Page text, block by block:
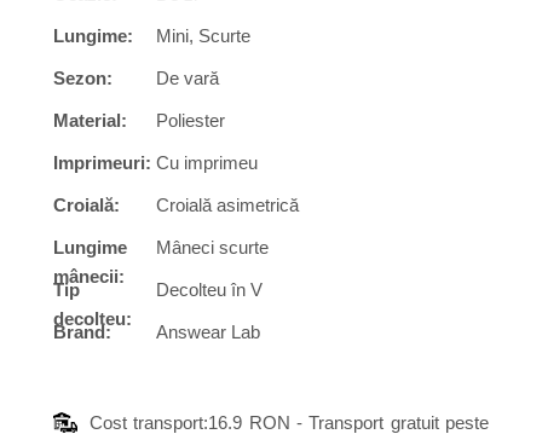
Lungime: Mini, Scurte
Sezon: De vară
Material: Poliester
Imprimeuri: Cu imprimeu
Croială: Croială asimetrică
Lungime
mânecii:
Mâneci scurte
Tip
decolteu:
Decolteu în V
Brand: Answear Lab
Cost transport:16.9 RON - Transport gratuit peste